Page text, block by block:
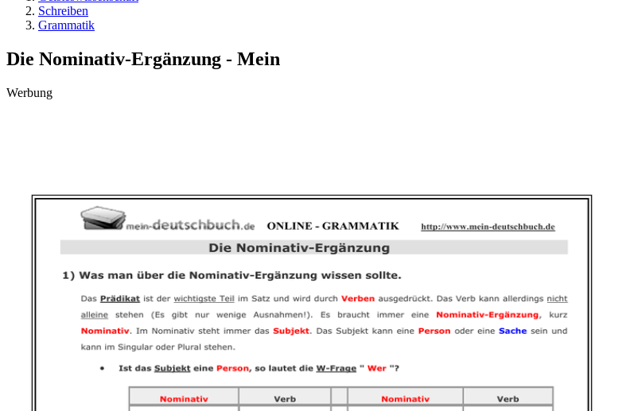
Schreiben
Grammatik
Die Nominativ-Ergänzung - Mein
Werbung